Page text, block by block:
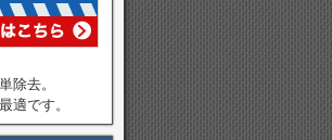
除去。
適です。